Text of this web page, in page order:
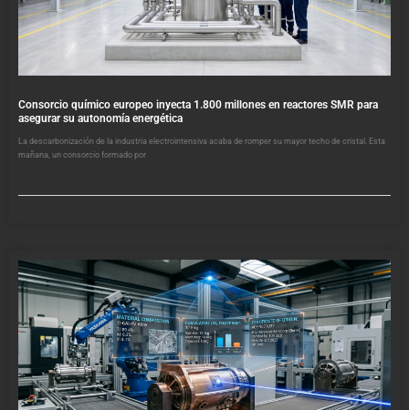
Consorcio químico europeo inyecta 1.800 millones en reactores SMR para
asegurar su autonomía energética
La descarbonización de la industria electrointensiva acaba de romper su mayor techo de cristal. Esta
mañana, un consorcio formado por